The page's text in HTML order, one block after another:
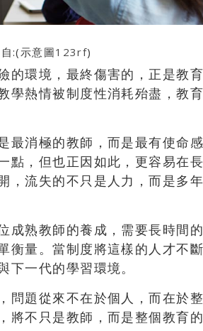
:(示意圖123rf)
的環境，最終傷害的，正是教
學熱情被制度性消耗殆盡，教
最消極的教師，而是最有使命
點，但也正因如此，更容易在
，流失的不只是人力，而是多
成熟教師的養成，需要長時間
衡量。當制度將這樣的人才不
一代的學習環境。
問題從來不在於個人，而在於
將不只是教師，而是整個教育的